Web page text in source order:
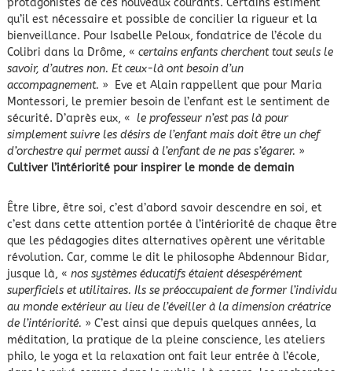
qu’il est nécessaire et possible de concilier la rigueur et la
bienveillance. Pour Isabelle Peloux, fondatrice de l’école du
Colibri dans la Drôme, « certains enfants cherchent tout seuls le
savoir, d’autres non. Et ceux-là ont besoin d’un
accompagnement. » Eve et Alain rappellent que pour Maria
Montessori, le premier besoin de l’enfant est le sentiment de
sécurité. D’après eux, « le professeur n’est pas là pour
simplement suivre les désirs de l’enfant mais doit être un chef
d’orchestre qui permet aussi à l’enfant de ne pas s’égarer. »
Cultiver l’intériorité pour inspirer le monde de demain
Être libre, être soi, c’est d’abord savoir descendre en soi, et
c’est dans cette attention portée à l’intériorité de chaque être
que les pédagogies dites alternatives opèrent une véritable
révolution. Car, comme le dit le philosophe Abdennour Bidar,
jusque là, « nos systèmes éducatifs étaient désespérément
superficiels et utilitaires. Ils se préoccupaient de former l’individu
au monde extérieur au lieu de l’éveiller à la dimension créatrice
de l’intériorité. » C’est ainsi que depuis quelques années, la
méditation, la pratique de la pleine conscience, les ateliers
philo, le yoga et la relaxation ont fait leur entrée à l’école,